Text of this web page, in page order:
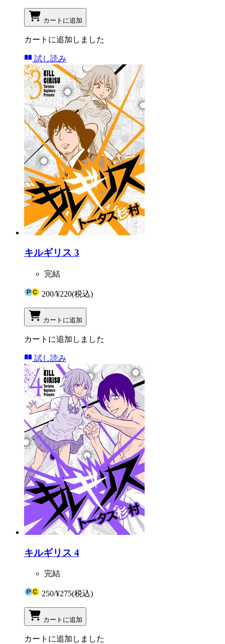
カートに追加
カートに追加しました
試し読み
キルギリス 3
完結
200/¥220(税込)
カートに追加
カートに追加しました
試し読み
キルギリス 4
完結
250/¥275(税込)
カートに追加
カートに追加しました